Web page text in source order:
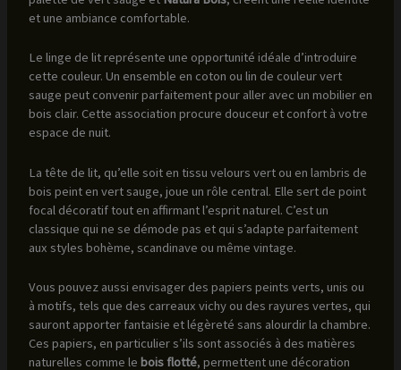
et une ambiance comfortable.
Le linge de lit représente une opportunité idéale d’introduire
cette couleur. Un ensemble en coton ou lin de couleur vert
sauge peut convenir parfaitement pour aller avec un mobilier en
bois clair. Cette association procure douceur et confort à votre
espace de nuit.
La tête de lit, qu’elle soit en tissu velours vert ou en lambris de
bois peint en vert sauge, joue un rôle central. Elle sert de point
focal décoratif tout en affirmant l’esprit naturel. C’est un
classique qui ne se démode pas et qui s’adapte parfaitement
aux styles bohème, scandinave ou même vintage.
Vous pouvez aussi envisager des papiers peints verts, unis ou
à motifs, tels que des carreaux vichy ou des rayures vertes, qui
sauront apporter fantaisie et légèreté sans alourdir la chambre.
Ces papiers, en particulier s’ils sont associés à des matières
naturelles comme le bois flotté, permettent une décoration